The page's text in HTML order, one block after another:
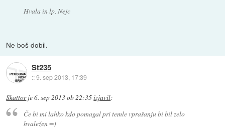
Hvala in lp, Nejc
Ne boš dobil.
St235
::9. sep 2013, 17:39
Skattorje6. sep 2013 ob 22:35izjavil:
Če bi mi lahko kdo pomagal pri temle vprašanju bi bil zelo
hvaležen =)